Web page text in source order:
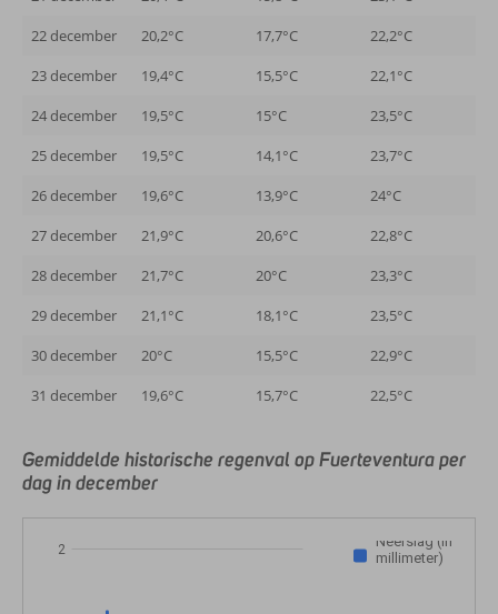
22 december
20,2°C 17,7°C
22,2°C
23 december
19,4°C 15,5°C
22,1°C
24 december
19,5°C 15°C
23,5°C
25 december
19,5°C 14,1°C
23,7°C
26 december
19,6°C 13,9°C
24°C
27 december
21,9°C 20,6°C
22,8°C
28 december
21,7°C 20°C
23,3°C
29 december
21,1°C 18,1°C
23,5°C
30 december
20°C 15,5°C
22,9°C
31 december
19,6°C 15,7°C 22,5°C
Gemiddelde historische regenval op Fuerteventura per
dag in december
Neerslag (in
millimeter)
2